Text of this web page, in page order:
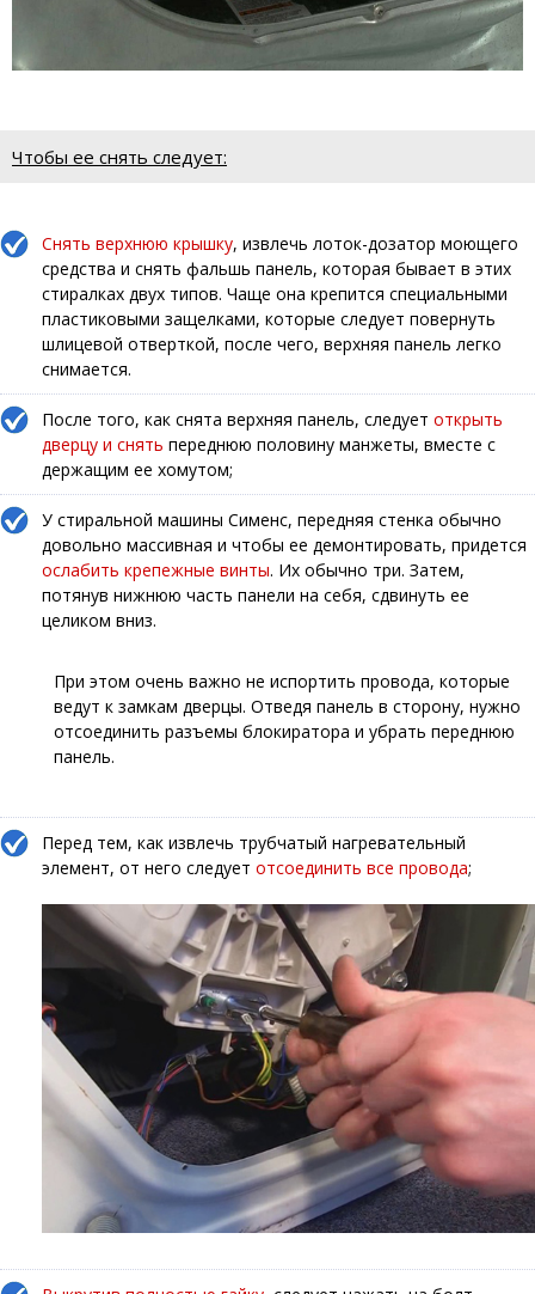
Чтобы ее снять следует:
Снять верхнюю крышку, извлечь лоток-дозатор моющего
средства и снять фальшь панель, которая бывает в этих
стиралках двух типов. Чаще она крепится специальными
пластиковыми защелками, которые следует повернуть
шлицевой отверткой, после чего, верхняя панель легко
снимается.
После того, как снята верхняя панель, следует открыть
дверцу и снять переднюю половину манжеты, вместе с
держащим ее хомутом;
У стиральной машины Сименс, передняя стенка обычно
довольно массивная и чтобы ее демонтировать, придется
ослабить крепежные винты. Их обычно три. Затем,
потянув нижнюю часть панели на себя, сдвинуть ее
целиком вниз.
При этом очень важно не испортить провода, которые
ведут к замкам дверцы. Отведя панель в сторону, нужно
отсоединить разъемы блокиратора и убрать переднюю
панель.
Перед тем, как извлечь трубчатый нагревательный
элемент, от него следует отсоединить все провода;